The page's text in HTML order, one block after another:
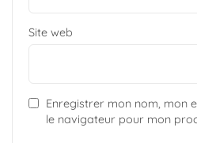
Site web
Enregistrer mon nom, mon
le navigateur pour mon